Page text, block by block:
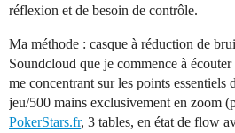
réflexion et de besoin de contrôle.
Ma méthode : casque à réduction de
Soundcloud que je commence à
me concentrant sur les points essentiels
jeu/500 mains exclusivement en zoom
PokerStars.fr, 3 tables, en état de flow